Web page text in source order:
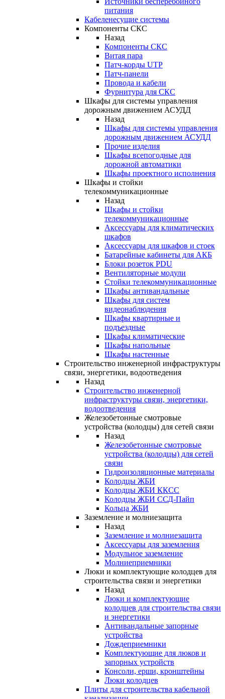
питания
Кабеленесущие системы
Компоненты СКС
Назад
Компоненты СКС
Витая пара
Патч-корды UTP
Патч-панели
Провода и кабели
Фурнитура для СКС
Шкафы для системы управления
дорожным движением АСУДД
Назад
Шкафы для системы управления
дорожным движением АСУДД
Прочие изделия
Шкафы всепогодные для
дорожной автоматики
Шкафы проектного исполнения
Шкафы и стойки
телекоммуникационные
Назад
Шкафы и стойки
телекоммуникационные
Аксессуары для климатических
шкафов
Аксессуары для шкафов и стоек
Батарейные кабинеты для АКБ
Блоки розеток PDU
Вентиляторные модули
Стойки телекоммуникационные
Шкафы антивандальные
Шкафы для систем
видеонаблюдения
Шкафы квартирные и
подъездные
Шкафы климатические
Шкафы напольные
Шкафы настенные
Строительство инженерной инфраструктуры
связи, энергетики, водоотведения
Назад
Строительство инженерной
инфраструктуры связи, энергетики,
водоотведения
Железобетонные смотровые
устройства (колодцы) для сетей связи
Назад
Железобетонные смотровые
устройства (колодцы) для сетей
связи
Гидроизоляционные материалы
Колодцы ЖБИ
Колодцы ЖБИ ККСС
Колодцы ЖБИ ССД-Пайп
Кольца ЖБИ
Заземление и молниезащита
Назад
Заземление и молниезащита
Аксессуары для заземления
Модульное заземление
Молниеприемники
Люки и комплектующие колодцев для
строительства связи и энергетики
Назад
Люки и комплектующие
колодцев для строительства связи
и энергетики
Антивандальные запорные
устройства
Дождеприемники
Комплектующие для люков и
запорных устройств
Консоли, ерши, кронштейны
Люки колодцев
Плиты для строительства кабельной